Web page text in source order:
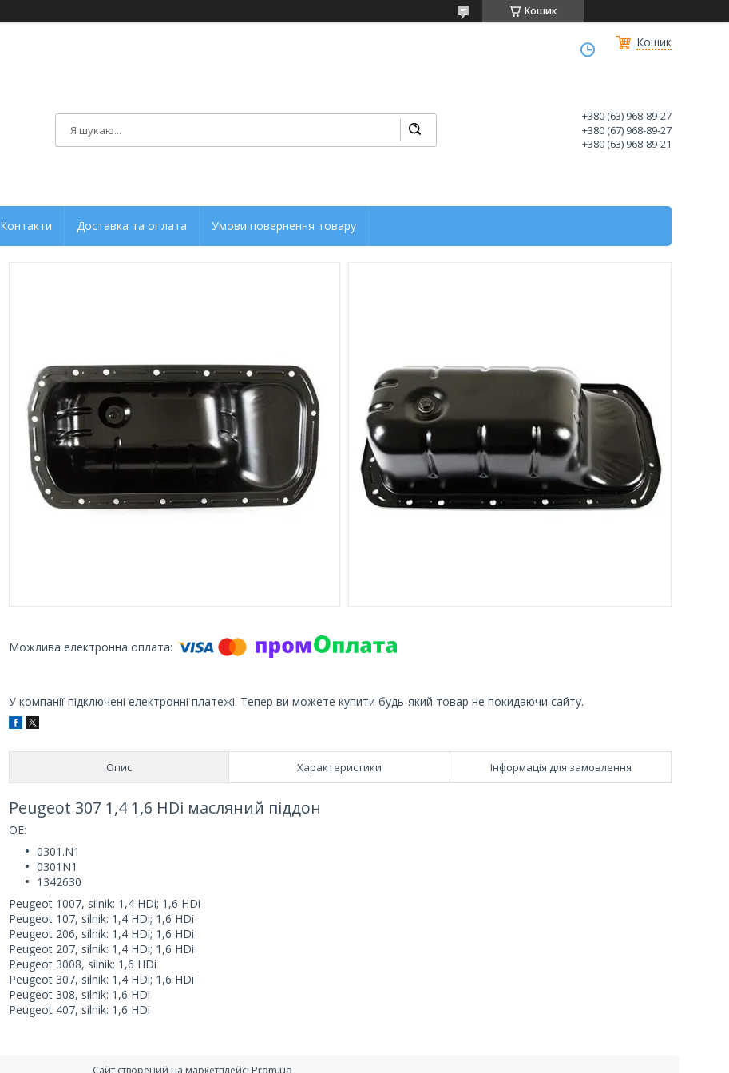
Кошик
Кошик
+380 (63) 968-89-27
+380 (67) 968-89-27
+380 (63) 968-89-21
Контакти Доставка та оплата Умови повернення товару
У компанії підключені електронні платежі. Тепер ви можете купити будь-який товар не покидаючи сайту.
Опис Характеристики Інформація для замовлення
Peugeot 307 1,4 1,6 HDi масляний піддон
ОЕ:
0301.N1
0301N1
1342630
Peugeot 1007, silnik: 1,4 HDi; 1,6 HDi
Peugeot 107, silnik: 1,4 HDi; 1,6 HDi
Peugeot 206, silnik: 1,4 HDi; 1,6 HDi
Peugeot 207, silnik: 1,4 HDi; 1,6 HDi
Peugeot 3008, silnik: 1,6 HDi
Peugeot 307, silnik: 1,4 HDi; 1,6 HDi
Peugeot 308, silnik: 1,6 HDi
Peugeot 407, silnik: 1,6 HDi
Сайт створений на маркетплейсі Prom.ua